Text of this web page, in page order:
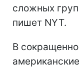
сложных
пишет NYT.
В